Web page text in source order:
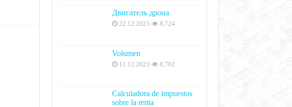
Двигатель дрона
22.12.2023 8,724
Volumen
11.12.2023 8,702
Calculadora de impuestos
sobre la renta